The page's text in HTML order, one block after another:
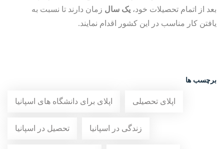
بعد از اتمام تحصیلات خود، یک سال زمان دارند تا نسبت به
یافتن کار مناسب در این کشور اقدام نمایند.
برچسب ها
اپلای برای دانشگاه های اسپانیا اپلای تحصیلی
تحصیل در اسپانیا زندگی در اسپانیا